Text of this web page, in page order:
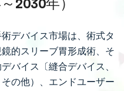
デバイス市場は、術式タ
的スリーブ胃形成術、そ
バイス〔縫合デバイス、
の他）、エンドユーザー